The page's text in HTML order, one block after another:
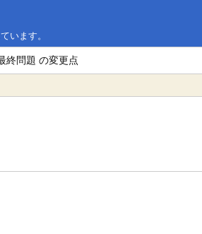
います。
終問題 の変更点